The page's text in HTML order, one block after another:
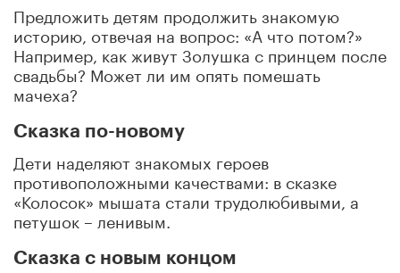
Предложить детям продолжить знакомую
историю, отвечая на вопрос: «А что потом?»
Например, как живут Золушка с принцем после
свадьбы? Может ли им опять помешать
мачеха?
Сказка по-новому
Дети наделяют знакомых героев
противоположными качествами: в сказке
«Колосок» мышата стали трудолюбивыми, а
петушок – ленивым.
Сказка с новым концом